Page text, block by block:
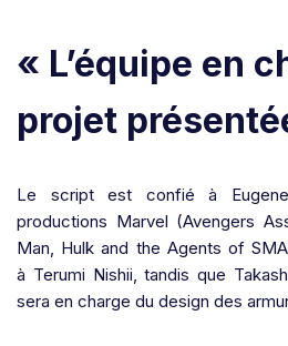
« L’équipe en
projet
Le script est confié à
productions Marvel (Avengers
Man, Hulk and the Agents of
à Terumi Nishii, tandis que
sera en charge du design des